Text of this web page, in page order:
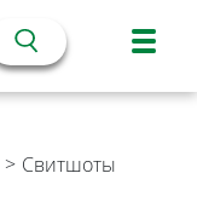
> Свитшоты